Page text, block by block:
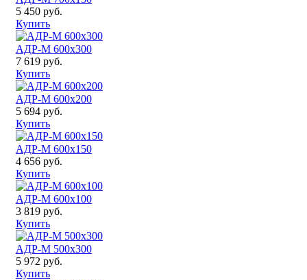
5 450 руб.
Купить
АДР-М 600x300
7 619 руб.
Купить
АДР-М 600x200
5 694 руб.
Купить
АДР-М 600x150
4 656 руб.
Купить
АДР-М 600x100
3 819 руб.
Купить
АДР-М 500x300
5 972 руб.
Купить